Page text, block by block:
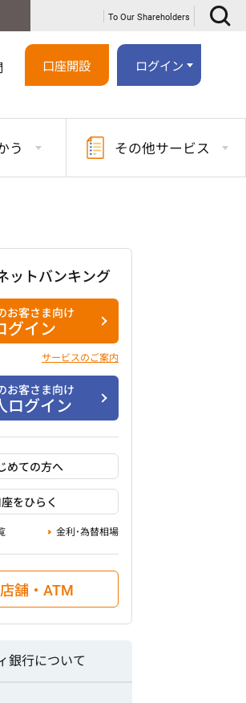
To Our Shareholders
口座開設 ログイン
う その他サービス
ットバンキング
お客さま向け
グイン
サービスのご案内
お客さま向け
ログイン
めての方へ
をひらく
金利･為替相場
店舗・ATM
銀行について